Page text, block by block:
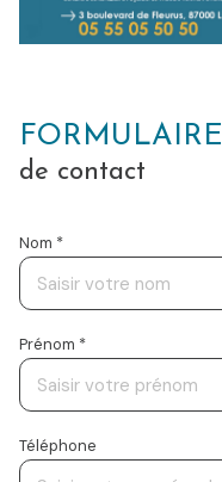
FORMULAIRE
de contact
Nom *
Prénom *
Téléphone